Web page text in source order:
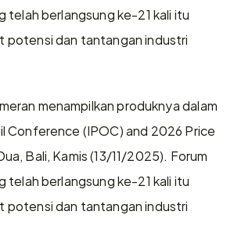
telah berlangsung ke-21 kali itu
potensi dan tantangan industri
menampilkan produknya dalam
Conference (IPOC) and 2026 Price
Bali, Kamis (13/11/2025). Forum
telah berlangsung ke-21 kali itu
potensi dan tantangan industri